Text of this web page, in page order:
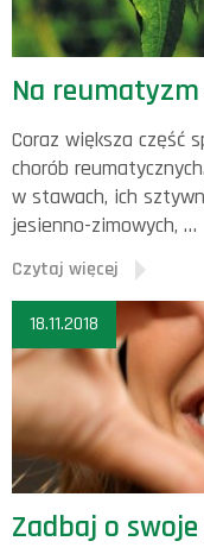
Na
Coraz większa część
chorób
w stawach, ich
jesienno-zimowych, …
Czytaj więcej
18.11.2018
Zadbaj o swoje